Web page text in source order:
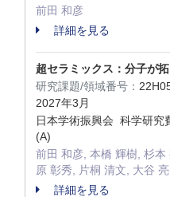
前田 和彦
詳細を見る
超セラミックス：分子が
研究課題/領域番号：
2027年3月
日本学術振興会 科学研究
(A)
前田 和彦, 本橋 輝樹, 杉
原 彰秀, 片桐 清文, 大谷
詳細を見る